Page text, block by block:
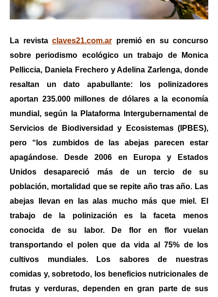
La revista claves21.com.ar premió en su concurso
sobre periodismo ecológico un trabajo de
Monica
Pelliccia, Daniela Frechero y Adelina Zarlenga, donde
resaltan un dato apabullante: los polinizadores
aportan 235.000 millones de dólares a la economía
mundial, según la Plataforma Intergubernamental de
Servicios de Biodiversidad y Ecosistemas (IPBES),
pero “los zumbidos de las abejas parecen estar
apagándose. Desde 2006 en Europa y Estados
Unidos desapareció más de un tercio de su
población, mortalidad que se repite año tras año. Las
abejas llevan en las alas mucho más que miel. El
trabajo de la polinización es la faceta menos
conocida de su labor. De flor en flor vuelan
transportando el polen que da vida al 75% de los
cultivos mundiales. Los sabores de nuestras
comidas y, sobretodo, los beneficios nutricionales de
frutas y verduras, dependen en gran parte de sus